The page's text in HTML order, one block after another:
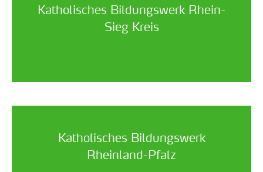
Katholisches Bildungswerk Rhein-
Sieg Kreis
Katholisches Bildungswerk
Rheinland-Pfalz